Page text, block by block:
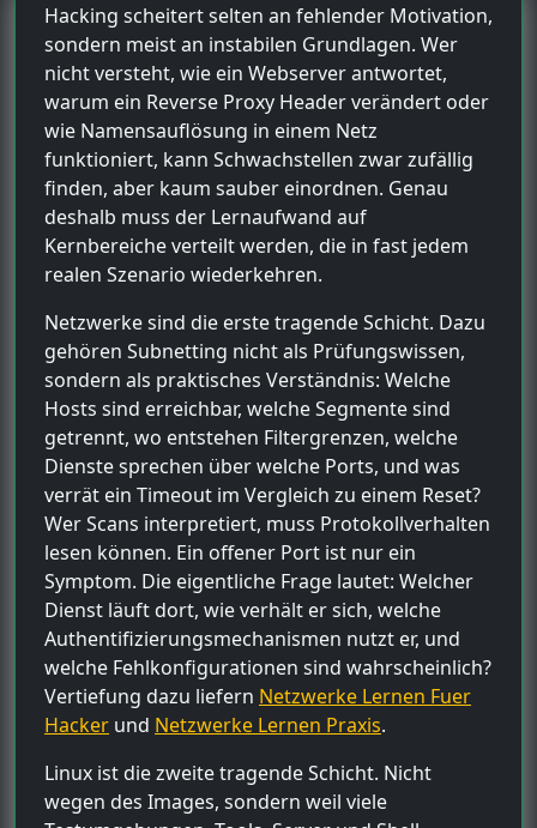
Hacking scheitert selten an fehlender Motivation,
sondern meist an instabilen Grundlagen. Wer
nicht versteht, wie ein Webserver antwortet,
warum ein Reverse Proxy Header verändert oder
wie Namensauflösung in einem Netz
funktioniert, kann Schwachstellen zwar zufällig
finden, aber kaum sauber einordnen. Genau
deshalb muss der Lernaufwand auf
Kernbereiche verteilt werden, die in fast jedem
realen Szenario wiederkehren.
Netzwerke sind die erste tragende Schicht. Dazu
gehören Subnetting nicht als Prüfungswissen,
sondern als praktisches Verständnis: Welche
Hosts sind erreichbar, welche Segmente sind
getrennt, wo entstehen Filtergrenzen, welche
Dienste sprechen über welche Ports, und was
verrät ein Timeout im Vergleich zu einem Reset?
Wer Scans interpretiert, muss Protokollverhalten
lesen können. Ein offener Port ist nur ein
Symptom. Die eigentliche Frage lautet: Welcher
Dienst läuft dort, wie verhält er sich, welche
Authentifizierungsmechanismen nutzt er, und
welche Fehlkonfigurationen sind wahrscheinlich?
Vertiefung dazu liefern Netzwerke Lernen Fuer
Hacker und Netzwerke Lernen Praxis.
Linux ist die zweite tragende Schicht. Nicht
wegen des Images, sondern weil viele